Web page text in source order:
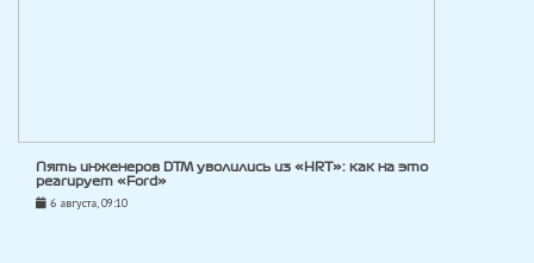
Пять инженеров DTM уволились из «HRT»: как на это
реагирует «Ford»
6 августа, 09:10